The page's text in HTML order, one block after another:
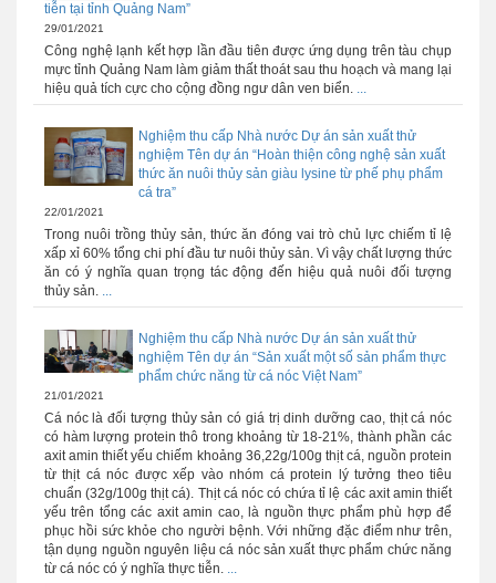
tiễn tại tỉnh Quảng Nam”
29/01/2021
Công nghệ lạnh kết hợp lần đầu tiên được ứng dụng trên tàu chụp
mực tỉnh Quảng Nam làm giảm thất thoát sau thu hoạch và mang lại
hiệu quả tích cực cho cộng đồng ngư dân ven biển. ...
Nghiệm thu cấp Nhà nước Dự án sản xuất thử
nghiệm Tên dự án “Hoàn thiện công nghệ sản xuất
thức ăn nuôi thủy sản giàu lysine từ phế phụ phẩm
cá tra”
22/01/2021
Trong nuôi trồng thủy sản, thức ăn đóng vai trò chủ lực chiếm tỉ lệ
xấp xỉ 60% tổng chi phí đầu tư nuôi thủy sản. Vì vậy chất lượng thức
ăn có ý nghĩa quan trọng tác động đến hiệu quả nuôi đối tượng
thủy sản. ...
Nghiệm thu cấp Nhà nước Dự án sản xuất thử
nghiệm Tên dự án “Sản xuất một số sản phẩm thực
phẩm chức năng từ cá nóc Việt Nam”
21/01/2021
Cá nóc là đối tượng thủy sản có giá trị dinh dưỡng cao, thịt cá nóc
có hàm lượng protein thô trong khoảng từ 18-21%, thành phần các
axit amin thiết yếu chiếm khoảng 36,22g/100g thịt cá, nguồn protein
từ thịt cá nóc được xếp vào nhóm cá protein lý tưởng theo tiêu
chuẩn (32g/100g thịt cá). Thịt cá nóc có chứa tỉ lệ các axit amin thiết
yếu trên tổng các axit amin cao, là nguồn thực phẩm phù hợp để
phục hồi sức khỏe cho người bệnh. Với những đặc điểm như trên,
tận dụng nguồn nguyên liệu cá nóc sản xuất thực phẩm chức năng
từ cá nóc có ý nghĩa thực tiễn. ...